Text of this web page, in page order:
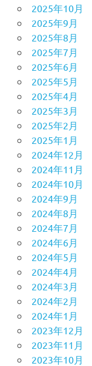
2025年10月
2025年9月
2025年8月
2025年7月
2025年6月
2025年5月
2025年4月
2025年3月
2025年2月
2025年1月
2024年12月
2024年11月
2024年10月
2024年9月
2024年8月
2024年7月
2024年6月
2024年5月
2024年4月
2024年3月
2024年2月
2024年1月
2023年12月
2023年11月
2023年10月